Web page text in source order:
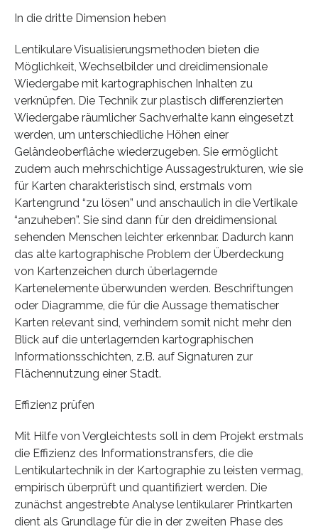
In die dritte Dimension heben
Lentikulare Visualisierungsmethoden bieten die
Möglichkeit, Wechselbilder und dreidimensionale
Wiedergabe mit kartographischen Inhalten zu
verknüpfen. Die Technik zur plastisch differenzierten
Wiedergabe räumlicher Sachverhalte kann eingesetzt
werden, um unterschiedliche Höhen einer
Geländeoberfläche wiederzugeben. Sie ermöglicht
zudem auch mehrschichtige Aussagestrukturen, wie sie
für Karten charakteristisch sind, erstmals vom
Kartengrund “zu lösen” und anschaulich in die Vertikale
“anzuheben”. Sie sind dann für den dreidimensional
sehenden Menschen leichter erkennbar. Dadurch kann
das alte kartographische Problem der Überdeckung
von Kartenzeichen durch überlagernde
Kartenelemente überwunden werden. Beschriftungen
oder Diagramme, die für die Aussage thematischer
Karten relevant sind, verhindern somit nicht mehr den
Blick auf die unterlagernden kartographischen
Informationsschichten, z.B. auf Signaturen zur
Flächennutzung einer Stadt.
Effizienz prüfen
Mit Hilfe von Vergleichtests soll in dem Projekt erstmals
die Effizienz des Informationstransfers, die die
Lentikulartechnik in der Kartographie zu leisten vermag,
empirisch überprüft und quantifiziert werden. Die
zunächst angestrebte Analyse lentikularer Printkarten
dient als Grundlage für die in der zweiten Phase des